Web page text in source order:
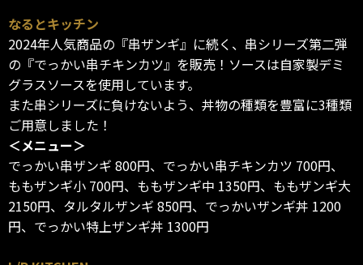
なるとキッチン
2024年人気商品の『串ザンギ』に続く、串シリーズ第二弾
の『でっかい串チキンカツ』を販売！ソースは自家製デミ
グラスソースを使用しています。
また串シリーズに負けないよう、丼物の種類を豊富に3種類
ご用意しました！
＜メニュー＞
でっかい串ザンギ 800円、でっかい串チキンカツ 700円、
ももザンギ小 700円、ももザンギ中 1350円、ももザンギ大
2150円、タルタルザンギ 850円、でっかいザンギ丼 1200
円、でっかい特上ザンギ丼 1300円